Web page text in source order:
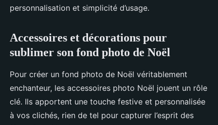
personnalisation et simplicité d’usage.
Accessoires et décorations pour
sublimer son fond photo de Noël
Pour créer un fond photo de Noël véritablement
enchanteur, les accessoires photo Noël jouent un rôle
clé. Ils apportent une touche festive et personnalisée
à vos clichés, rien de tel pour capturer l’esprit des